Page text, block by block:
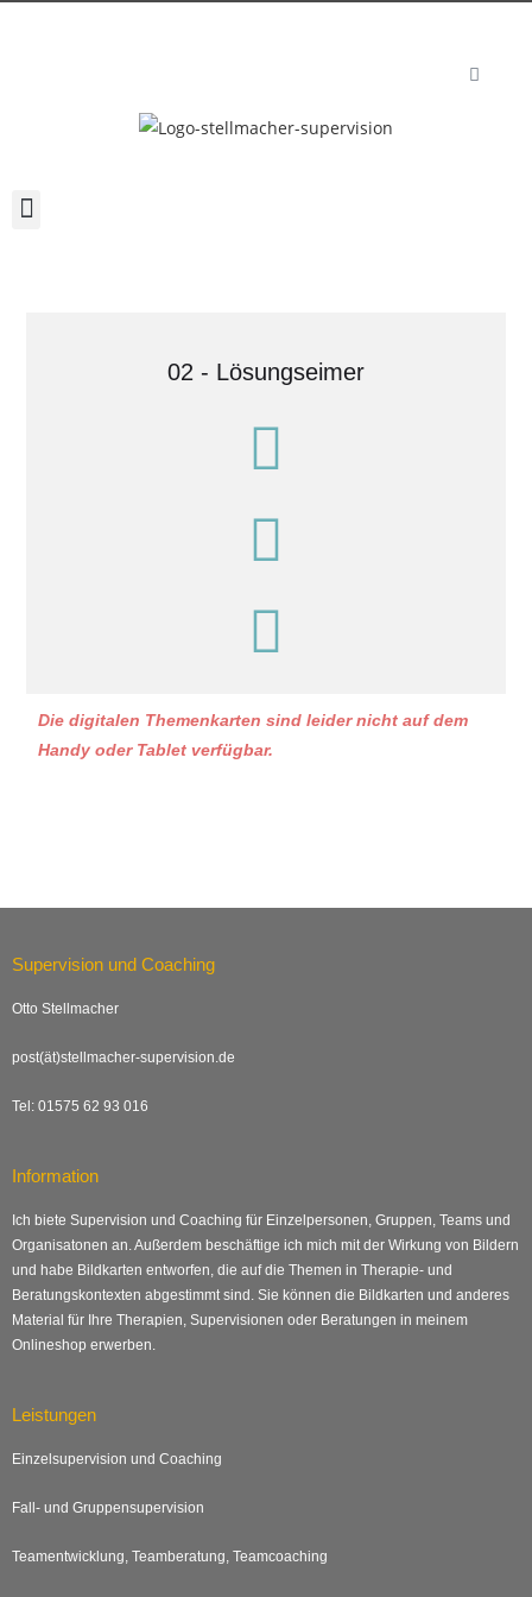
02 - Lösungseimer
Die digitalen Themenkarten sind leider nicht auf dem
Handy oder Tablet verfügbar.
Supervision und Coaching
Otto Stellmacher
post(ät)stellmacher-supervision.de
Tel: 01575 62 93 016
Information
Ich biete Supervision und Coaching für Einzelpersonen, Gruppen, Teams und
Organisatonen an. Außerdem beschäftige ich mich mit der Wirkung von Bildern
und habe Bildkarten entworfen, die auf die Themen in Therapie- und
Beratungskontexten abgestimmt sind. Sie können die Bildkarten und anderes
Material für Ihre Therapien, Supervisionen oder Beratungen in meinem
Onlineshop erwerben.
Leistungen
Einzelsupervision und Coaching
Fall- und Gruppensupervision
Teamentwicklung, Teamberatung, Teamcoaching